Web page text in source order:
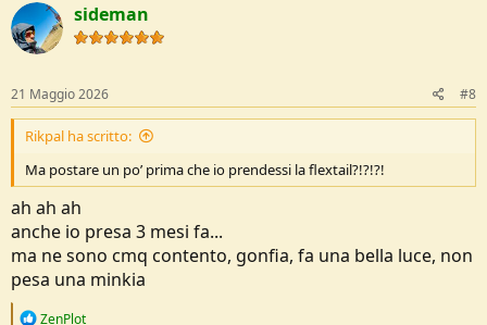
sideman
21 Maggio 2026 #8
Rikpal ha scritto:
Ma postare un po’ prima che io prendessi la flextail?!?!?!
ah ah ah
anche io presa 3 mesi fa...
ma ne sono cmq contento, gonfia, fa una bella luce, non
pesa una minkia
R
ZenPlot